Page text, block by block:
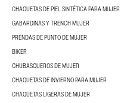
CHAQUETAS DE PIEL SINTÉTICA PARA MUJER
GABARDINAS Y TRENCH MUJER
PRENDAS DE PUNTO DE MUJER
BIKER
CHUBASQUEROS DE MUJER
CHAQUETAS DE INVIERNO PARA MUJER
CHAQUETAS LIGERAS DE MUJER